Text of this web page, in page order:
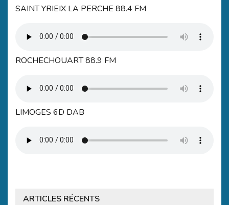
SAINT YRIEIX LA PERCHE 88.4 FM
ROCHECHOUART 88.9 FM
LIMOGES 6D DAB
ARTICLES RÉCENTS